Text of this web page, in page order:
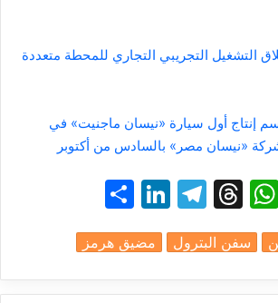
التشغيل التجريبي التجاري للمحطة متعددة
إنتاج أول سيارة «نيسان ماجنيت» في
«نيسان مصر» بالسادس من أكتوبر
X
W
h
at
s
T
hr
e
a
T
el
e
gr
Li
n
k
e
h
ar
e
سفن البترول مضيق هرمز